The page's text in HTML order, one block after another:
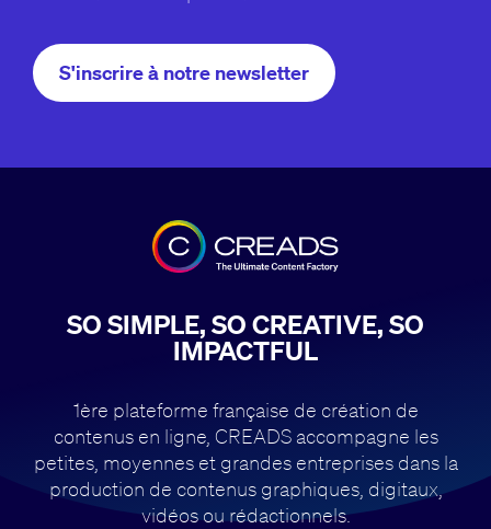
S'inscrire à notre newsletter
SO SIMPLE, SO CREATIVE, SO
IMPACTFUL
1ère plateforme française de création de
contenus en ligne, CREADS accompagne les
petites, moyennes et grandes entreprises dans la
production de contenus graphiques, digitaux,
vidéos ou rédactionnels.